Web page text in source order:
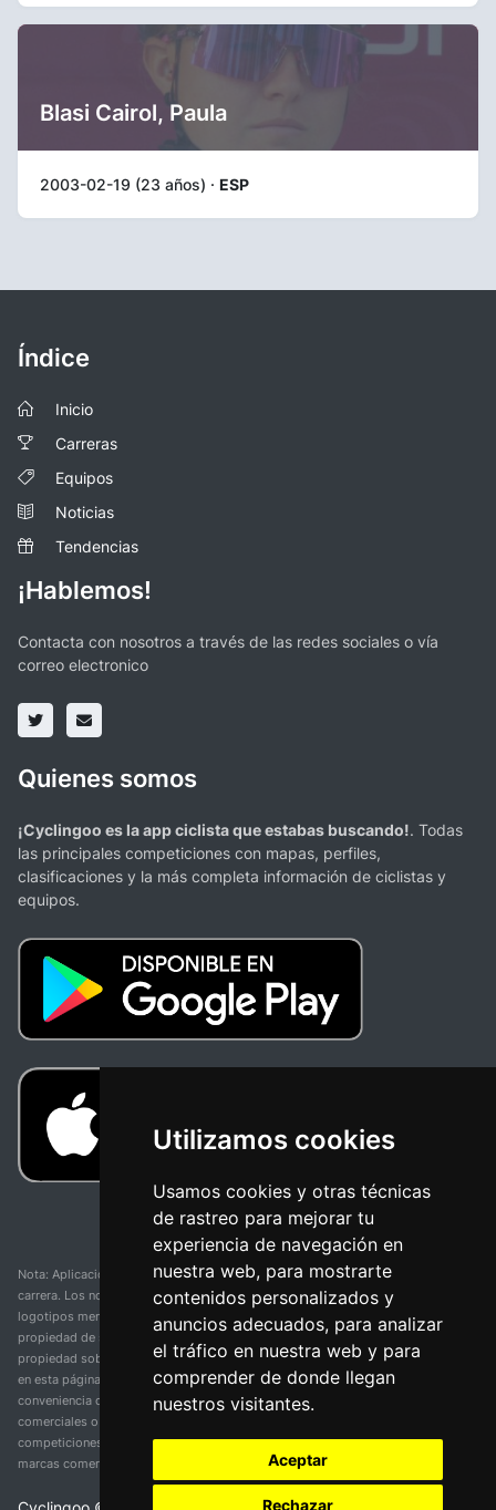
Utilizamos cookies
Usamos cookies y otras técnicas
de rastreo para mejorar tu
experiencia de navegación en
nuestra web, para mostrarte
contenidos personalizados y
anuncios adecuados, para analizar
el tráfico en nuestra web y para
comprender de donde llegan
nuestros visitantes.
Aceptar
Rechazar
Blasi Cairol, Paula
2003-02-19 (23 años) · ESP
Índice
Inicio
Carreras
Equipos
Noticias
Tendencias
¡Hablemos!
Contacta con nosotros a través de las redes sociales o vía
correo electronico
Quienes somos
¡Cyclingoo es la app ciclista que estabas buscando!. Todas
las principales competiciones con mapas, perfiles,
clasificaciones y la más completa información de ciclistas y
equipos.
Nota: Aplicación y web no oficial y no relacionada con ninguna organización o
carrera. Los nombres de equipos, competiciones, marcas comerciales y
logotipos mencionados en esta página de resultados de ciclismo son
propiedad de sus respectivos dueños. No tenemos afiliación, patrocinio ni
propiedad sobre estas marcas comerciales. Toda la información proporcionada
en esta página se presenta únicamente con fines informativos y para la
conveniencia de nuestros usuarios. Cualquier uso de nombres, marcas
comerciales o logotipos tiene el único propósito de identificar equipos y
competiciones y no implica asociación o respaldo. Todos los derechos de las
marcas comerciales mencionadas aquí pertenecen a sus propietarios legítimos.